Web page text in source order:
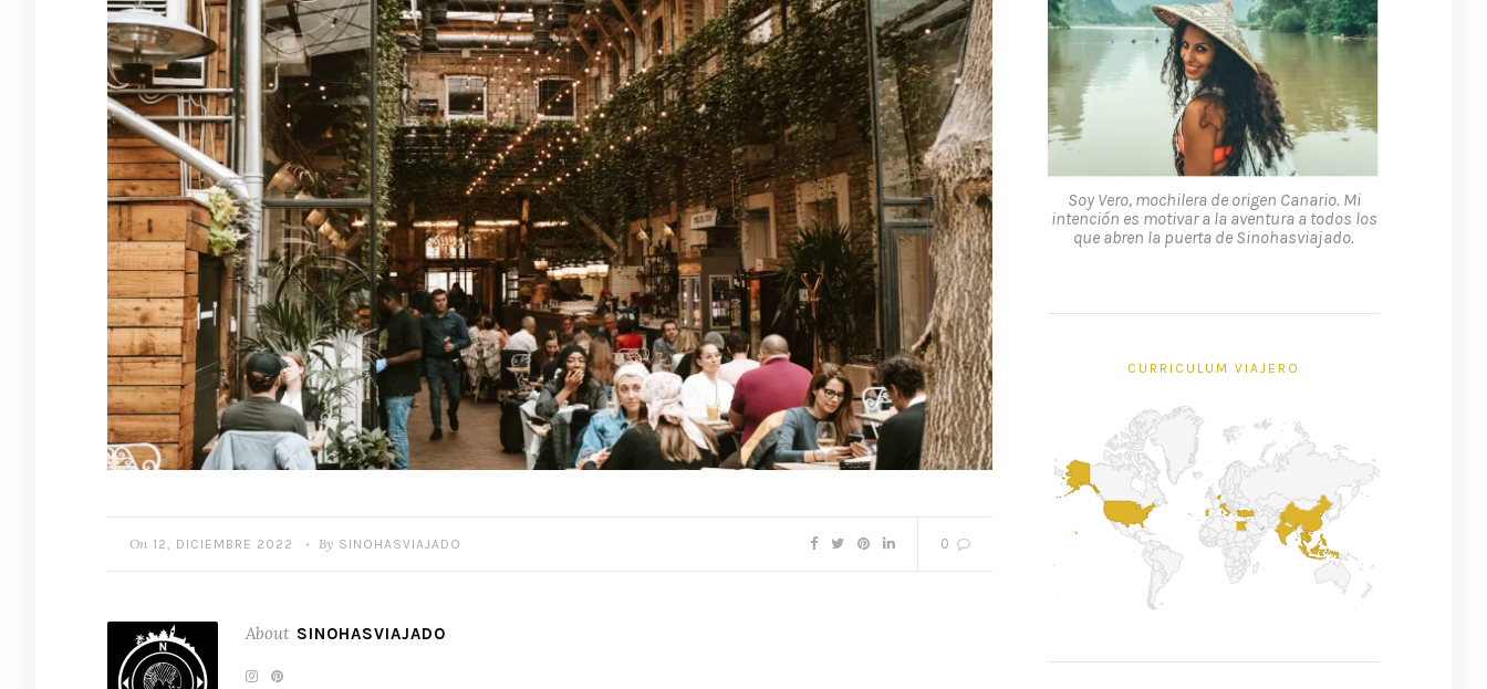
On 12, DICIEMBRE 2022 • By SINOHASVIAJADO 0
About SINOHASVIAJADO
Soy Vero, mochilera de origen Canario. Mi
intención es motivar a la aventura a todos los
que abren la puerta de Sinohasviajado.
CURRICULUM VIAJERO